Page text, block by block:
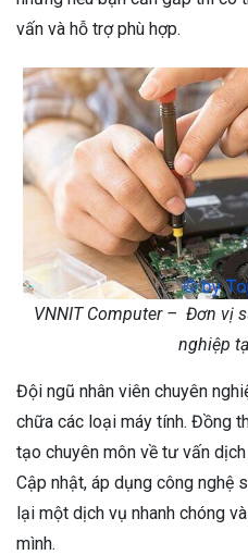
vấn và hỗ trợ phù hợp.
VNNIT Computer – Đơn vị
nghiệp
Đội ngũ nhân viên chuyên
chữa các loại máy tính. Đồng
tạo chuyên môn về tư vấn
Cập nhật, áp dụng công
lại một dịch vụ nhanh chóng
mình.